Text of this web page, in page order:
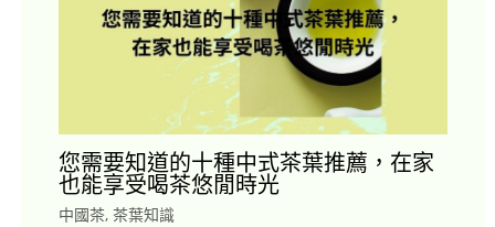
您需要知道的十種中式茶葉推薦，在家
也能享受喝茶悠閒時光
中國茶, 茶葉知識